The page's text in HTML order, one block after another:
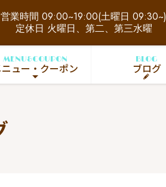
営業時間 09:00~19:00(土曜日 09:30~)
定休日 火曜日、第二、第三水曜
MENU&COUPON
ニュー・クーポン
BLOG
ブログ